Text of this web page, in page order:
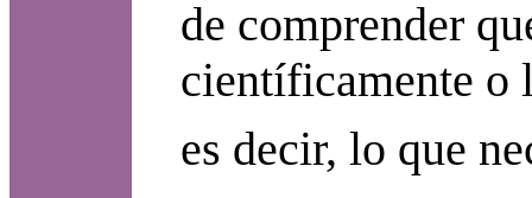
de comprender
científicamente o
es decir, lo que